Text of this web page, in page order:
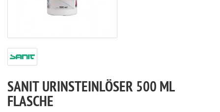
SANIT URINSTEINLÖSER 500 ML
FLASCHE